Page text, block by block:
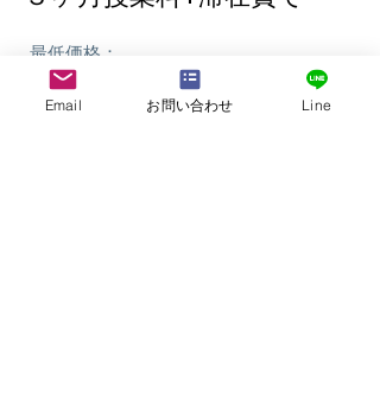
最低価格：
€ 4,440
Email お問い合わせ Line